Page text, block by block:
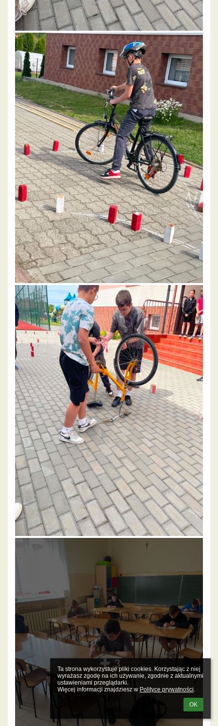
Ta strona wykorzystuje pliki cookies. Korzystając z niej
wyrażasz zgodę na ich używanie, zgodnie z aktualnymi
ustawieniami przeglądarki.
Więcej informacji znajdziesz w Polityce prywatności.
OK
3